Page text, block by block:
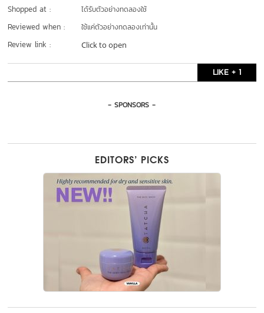
Shopped at : ได้รับตัวอย่างทดลองใช้
Reviewed when : ใช้แค่ตัวอย่างทดลองเท่านั้น
Review link : Click to open
LIKE + 1
- SPONSORS -
EDITORS’ PICKS